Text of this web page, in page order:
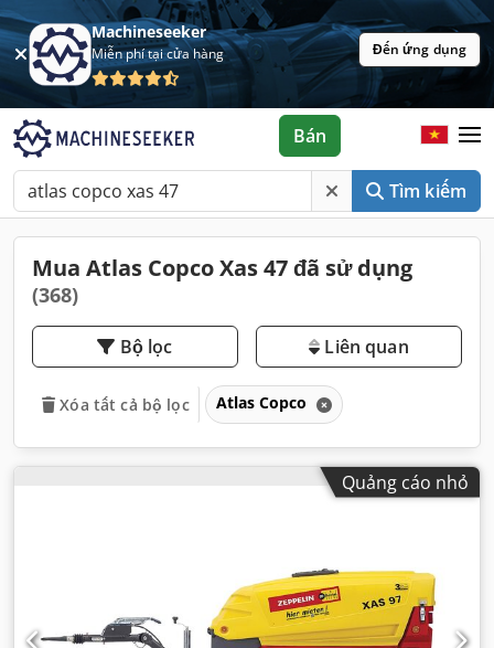
Machineseeker
Miễn phí tại cửa hàng Đến ứng dụng
Tìm kiếm
Bán
Mua Atlas Copco Xas 47 đã sử dụng
(368)
Bộ lọc Liên quan
Xóa tất cả bộ lọc Atlas Copco
Quảng cáo nhỏ